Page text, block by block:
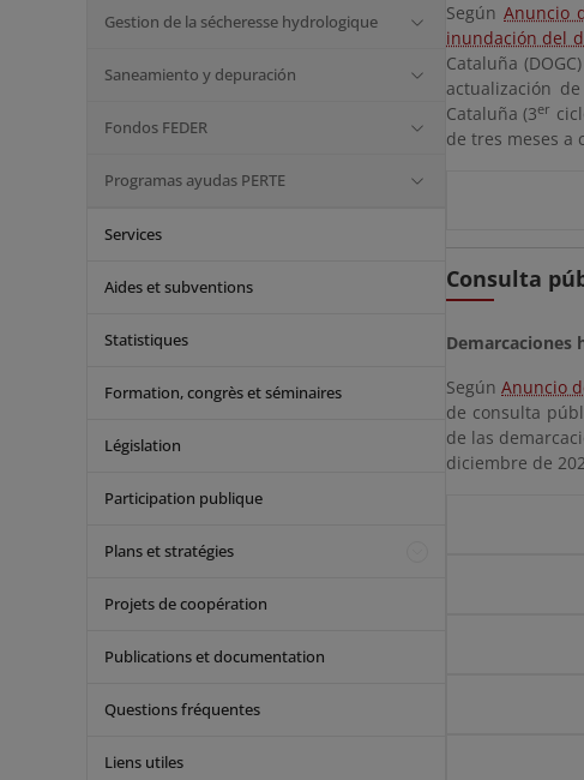
Gestion de la sécheresse hydrologique
Saneamiento y depuración
Fondos FEDER
Programas ayudas PERTE
Services
Aides et subventions
Statistiques
Formation, congrès et séminaires
Législation
Participation publique
Plans et stratégies
Projets de coopération
Publications et documentation
Questions fréquentes
Liens utiles
SegúnAnuncio
inundación del
Cataluña
actualización
Cataluña (3er
de tres meses a
Consulta
SegúnAnuncio
de consulta
de las
diciembre de